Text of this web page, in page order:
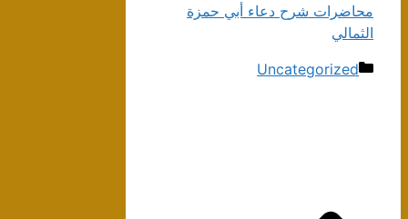
محاضرات شرح دعاء أبي حمزة
الثمالي
دسته‌ها
Uncategorized